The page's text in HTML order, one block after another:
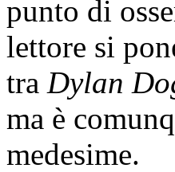
punto di
lettore si
tra Dylan
ma è
medesime.